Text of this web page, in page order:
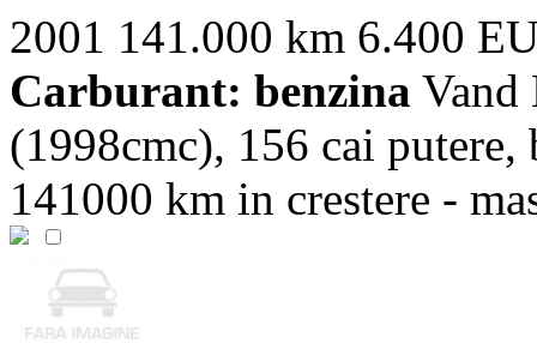
2001 141.000 km 6.400
Carburant: benzina Vand
(1998cmc), 156 cai
141000 km in crestere -